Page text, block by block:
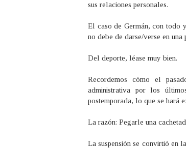
sus relaciones personales.
El caso de Germán, con todo
no debe de darse/verse en
Del deporte, léase muy bien.
Recordemos cómo el
administrativa por los
postemporada, lo que se hará
La razón: Pegarle una
La suspensión se convirtió en